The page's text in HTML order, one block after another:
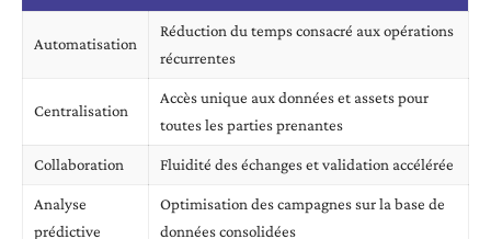
Automatisation
Réduction du temps consacré aux opérations
récurrentes
Centralisation
Accès unique aux données et assets pour
toutes les parties prenantes
Collaboration Fluidité des échanges et validation accélérée
Analyse
prédictive
Optimisation des campagnes sur la base de
données consolidées